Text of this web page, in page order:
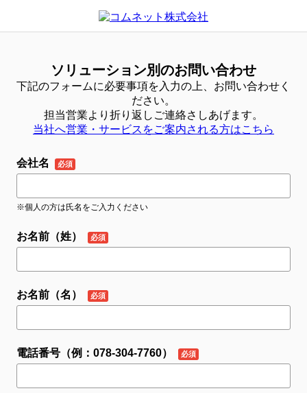
ソリューション別のお問い合わせ
下記のフォームに必要事項を入力の上、お問い合わせく
ださい。
担当営業より折り返しご連絡さしあげます。
当社へ営業・サービスをご案内される方はこちら
会社名
※個人の方は氏名をご入力ください
お名前（姓）
お名前（名）
電話番号（例：078-304-7760）